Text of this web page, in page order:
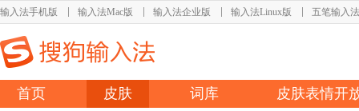
输入法手机版 输入法Mac版 输入法企业版 输入法Linux版 五笔输入法
首页 皮肤 词库 皮肤表情开